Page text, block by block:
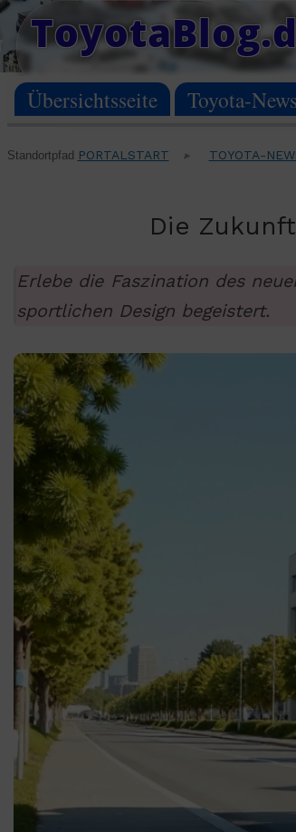
Skip
content
Übersichtsseite Toyota-News
Standortpfad PORTALSTART ▸ TOYOTA-
Die
Erlebe die Faszination des
sportlichen Design begeistert.